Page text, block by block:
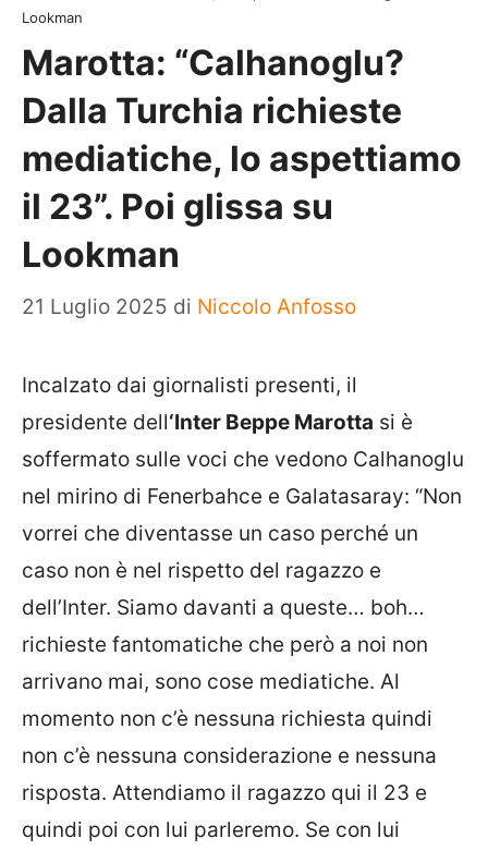
Lookman
Marotta: “Calhanoglu?
Dalla Turchia richieste
mediatiche, lo aspettiamo
il 23”. Poi glissa su
Lookman
21 Luglio 2025 di Niccolo Anfosso
Incalzato dai giornalisti presenti, il
presidente dell‘Inter Beppe Marotta si è
soffermato sulle voci che vedono Calhanoglu
nel mirino di Fenerbahce e Galatasaray: “Non
vorrei che diventasse un caso perché un
caso non è nel rispetto del ragazzo e
dell’Inter. Siamo davanti a queste… boh…
richieste fantomatiche che però a noi non
arrivano mai, sono cose mediatiche. Al
momento non c’è nessuna richiesta quindi
non c’è nessuna considerazione e nessuna
risposta. Attendiamo il ragazzo qui il 23 e
quindi poi con lui parleremo. Se con lui